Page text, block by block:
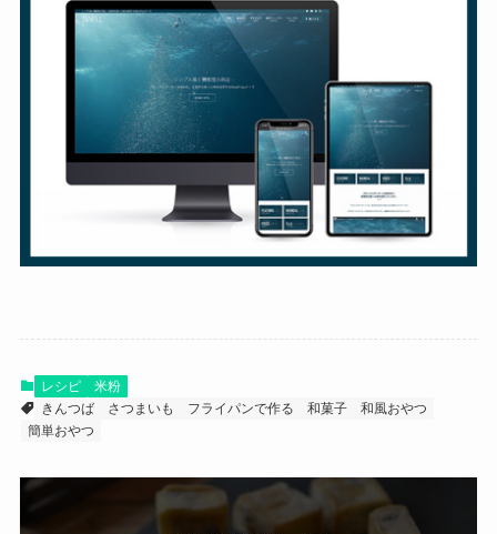
レシピ
米粉
きんつば
さつまいも フライパンで作る 和菓子
和風おやつ
簡単おやつ